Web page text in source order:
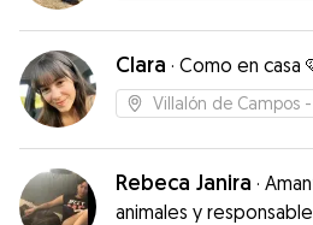
Clara · Como en casa
Villalón de Campos
Rebeca Janira ·
animales y responsable